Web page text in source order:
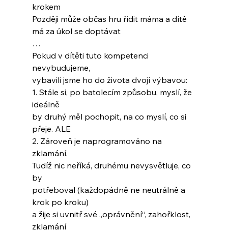
krokem
Později může občas hru řídit máma a dítě
má za úkol se doptávat
…
Pokud v dítěti tuto kompetenci
nevybudujeme,
vybavili jsme ho do života dvojí výbavou:
1. Stále si, po batolecím způsobu, myslí, že
ideálně
by druhý měl pochopit, na co myslí, co si
přeje. ALE
2. Zároveň je naprogramováno na
zklamání.
Tudíž nic neříká, druhému nevysvětluje, co
by
potřeboval (každopádně ne neutrálně a
krok po kroku)
a žije si uvnitř své „oprávnění“, zahořklost,
zklamání